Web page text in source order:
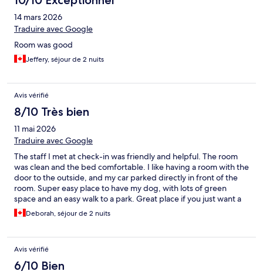
14 mars 2026
Traduire avec Google
Room was good
Jeffery, séjour de 2 nuits
Avis vérifié
8/10 Très bien
11 mai 2026
Traduire avec Google
The staff I met at check-in was friendly and helpful. The room
was clean and the bed comfortable. I like having a room with the
door to the outside, and my car parked directly in front of the
room. Super easy place to have my dog, with lots of green
space and an easy walk to a park. Great place if you just want a
clean, comfortable, affordable place to stay. I didn't try their
breakfast bar.
Deborah, séjour de 2 nuits
Avis vérifié
6/10 Bien